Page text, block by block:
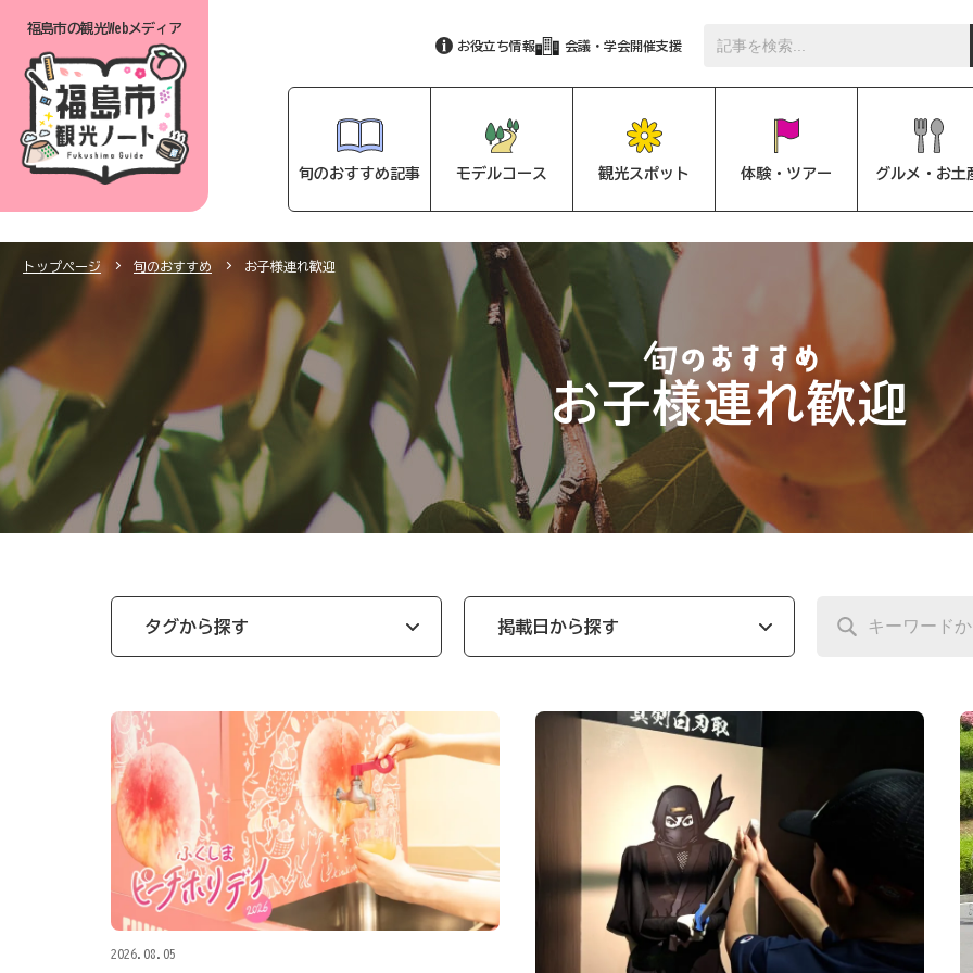
福島市の観光Webメディア
お役立ち情報 会議・学会開催支援
旬のおすすめ記事 モデルコース 観光スポット 体験・ツアー グルメ・お土
お子様連れ歓迎
トップページ 旬のおすすめ お子様連れ歓迎
タグから探す 掲載日から探す
2026.08.05